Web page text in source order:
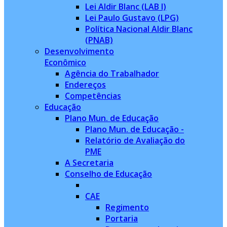
Lei Aldir Blanc (LAB I)
Lei Paulo Gustavo (LPG)
Política Nacional Aldir Blanc
(PNAB)
Desenvolvimento
Econômico
Agência do Trabalhador
Endereços
Competências
Educação
Plano Mun. de Educação
Plano Mun. de Educação -
Relatório de Avaliação do
PME
A Secretaria
Conselho de Educação
CAE
Regimento
Portaria